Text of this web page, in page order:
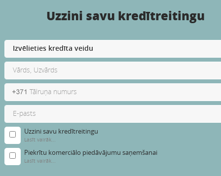
Uzzini savu kredītreitingu
Uzzini savu kredītreitingu
Lasīt vairāk...
Piekrītu komerciālo piedāvājumu saņemšanai
Lasīt vairāk...